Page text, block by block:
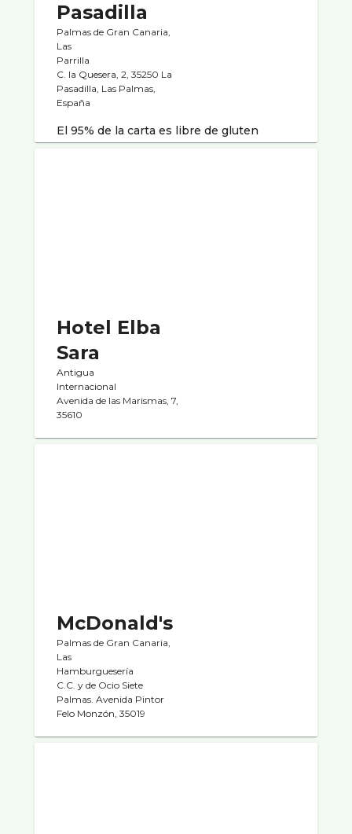
Pasadilla
Palmas de Gran Canaria,
Las
Parrilla
C. la Quesera, 2, 35250 La
Pasadilla, Las Palmas,
España
El 95% de la carta es libre de gluten
Hotel Elba
Sara
Antigua
Internacional
Avenida de las Marismas, 7,
35610
McDonald's
Palmas de Gran Canaria,
Las
Hamburgueserí­a
C.C. y de Ocio Siete
Palmas. Avenida Pintor
Felo Monzón, 35019